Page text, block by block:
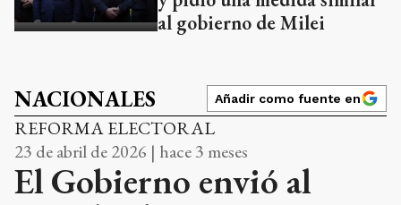
al gobierno de Milei
NACIONALES Añadir como fuente en
REFORMA ELECTORAL
23 de abril de 2026 | hace 3 meses
El Gobierno envió al